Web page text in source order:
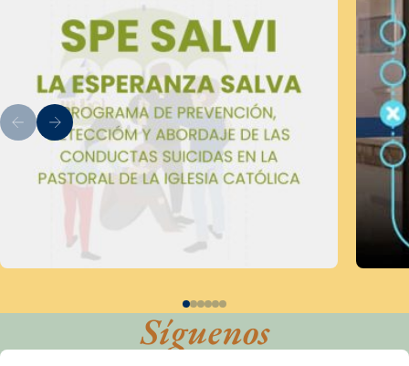
Síguenos